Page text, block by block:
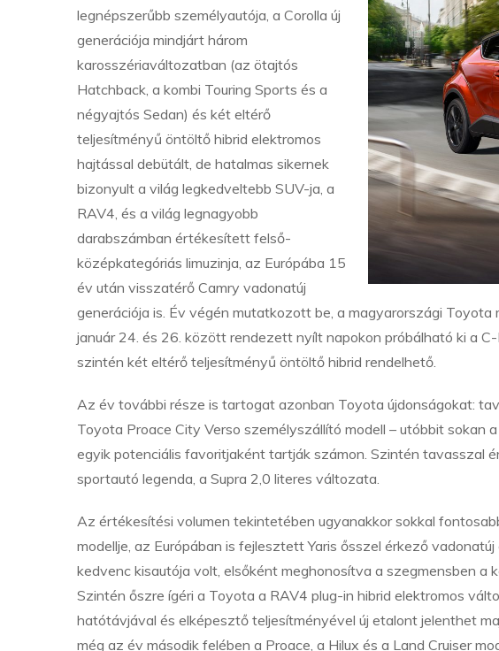
legnépszerűbb személyautója, a Corolla új
generációja mindjárt három
karosszériaváltozatban (az ötajtós
Hatchback, a kombi Touring Sports és a
négyajtós Sedan) és két eltérő
teljesítményű öntöltő hibrid elektromos
hajtással debütált, de hatalmas sikernek
bizonyult a világ legkedveltebb SUV-ja, a
RAV4, és a világ legnagyobb
darabszámban értékesített felső-
középkategóriás limuzinja, az Európába 15
év után visszatérő Camry vadonatúj
generációja is. Év végén mutatkozott be, a magyarországi
január 24. és 26. között rendezett nyílt napokon próbálható ki a
szintén két eltérő teljesítményű öntöltő hibrid rendelhető.
Az év további része is tartogat azonban Toyota újdonságokat:
Toyota Proace City Verso személyszállító modell – utóbbit sokan
egyik potenciális favoritjaként tartják számon. Szintén tavasszal
sportautó legenda, a Supra 2,0 literes változata.
Az értékesítési volumen tekintetében ugyanakkor sokkal
modellje, az Európában is fejlesztett Yaris ősszel érkező
kedvenc kisautója volt, elsőként meghonosítva a szegmensben
Szintén őszre ígéri a Toyota a RAV4 plug-in hibrid elektromos
hatótávjával és elképesztő teljesítményével új etalont jelenthet
még az év második felében a Proace, a Hilux és a Land Cruiser